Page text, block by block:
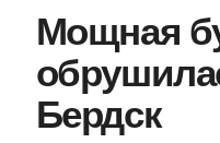
Мощная
Бердск